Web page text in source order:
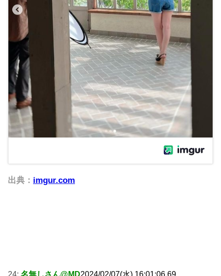
出典： imgur.com
24: 名無しさん@MD2024/02/07(水) 16:01:06.69